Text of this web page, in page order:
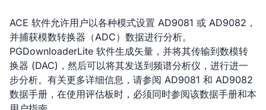
ACE 软件允许用户以各种模式设置 AD9081 或 AD9082，
并捕获模数转换器（ADC）数据进行分析。
PGDownloaderLite 软件生成矢量，并将其传输到数模转
换器 (DAC)，然后可以将其发送到频谱分析仪，进行进一
步分析。有关更多详细信息，请参阅 AD9081 和 AD9082
数据手册，在使用评估板时，必须同时参阅该数据手册和本